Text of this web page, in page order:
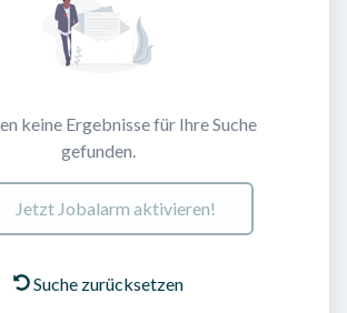
keine Ergebnisse für Ihre Suche
gefunden.
Jetzt Jobalarm aktivieren!
Suche zurücksetzen